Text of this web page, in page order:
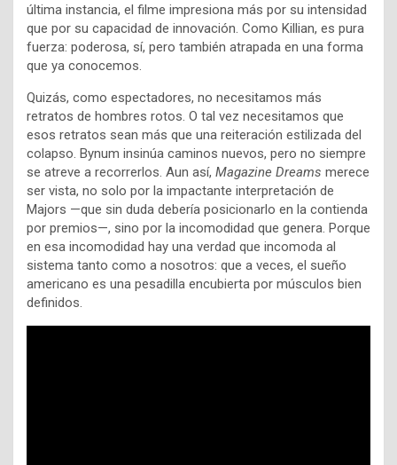
última instancia, el filme impresiona más por su intensidad
que por su capacidad de innovación. Como Killian, es pura
fuerza: poderosa, sí, pero también atrapada en una forma
que ya conocemos.
Quizás, como espectadores, no necesitamos más
retratos de hombres rotos. O tal vez necesitamos que
esos retratos sean más que una reiteración estilizada del
colapso. Bynum insinúa caminos nuevos, pero no siempre
se atreve a recorrerlos. Aun así, Magazine Dreams merece
ser vista, no solo por la impactante interpretación de
Majors —que sin duda debería posicionarlo en la contienda
por premios—, sino por la incomodidad que genera. Porque
en esa incomodidad hay una verdad que incomoda al
sistema tanto como a nosotros: que a veces, el sueño
americano es una pesadilla encubierta por músculos bien
definidos.